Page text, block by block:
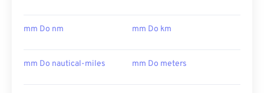
mm Do nm mm Do km
mm Do nautical-miles mm Do meters